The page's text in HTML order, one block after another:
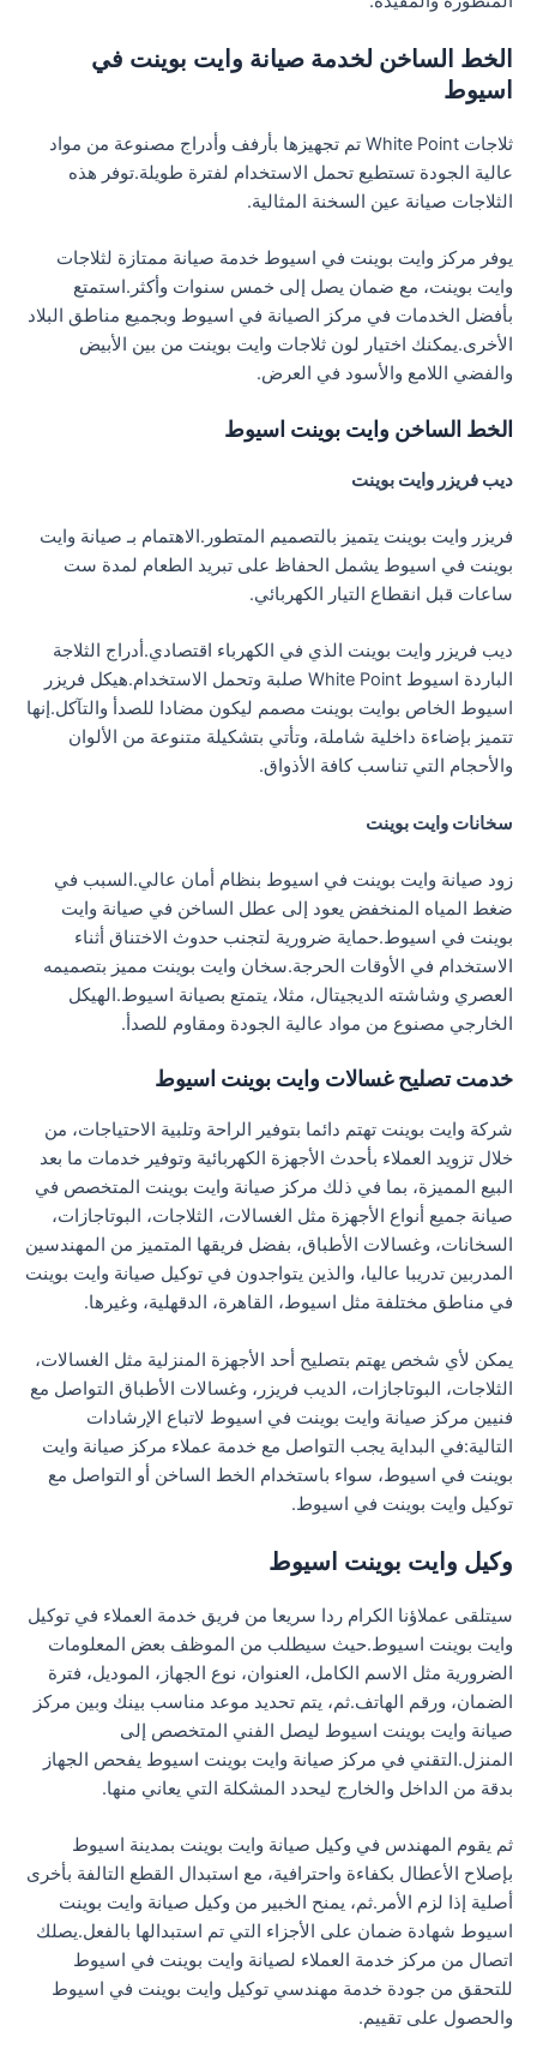
الخط الساخن لخدمة صيانة وايت بوينت في
اسيوط
ثلاجات White Point تم تجهيزها بأرفف وأدراج مصنوعة من مواد
عالية الجودة تستطيع تحمل الاستخدام لفترة طويلة.توفر هذه
الثلاجات صيانة عين السخنة المثالية.
يوفر مركز وايت بوينت في اسيوط خدمة صيانة ممتازة لثلاجات
وايت بوينت، مع ضمان يصل إلى خمس سنوات وأكثر.استمتع
بأفضل الخدمات في مركز الصيانة في اسيوط وبجميع مناطق البلاد
الأخرى.يمكنك اختيار لون ثلاجات وايت بوينت من بين الأبيض
والفضي اللامع والأسود في العرض.
الخط الساخن وايت بوينت اسيوط
ديب فريزر وايت بوينت
فريزر وايت بوينت يتميز بالتصميم المتطور.الاهتمام بـ صيانة وايت
بوينت في اسيوط يشمل الحفاظ على تبريد الطعام لمدة ست
ساعات قبل انقطاع التيار الكهربائي.
ديب فريزر وايت بوينت الذي في الكهرباء اقتصادي.أدراج الثلاجة
الباردة اسيوط White Point صلبة وتحمل الاستخدام.هيكل فريزر
اسيوط الخاص بوايت بوينت مصمم ليكون مضادا للصدأ والتآكل.إنها
تتميز بإضاءة داخلية شاملة، وتأتي بتشكيلة متنوعة من الألوان
والأحجام التي تناسب كافة الأذواق.
سخانات وايت بوينت
زود صيانة وايت بوينت في اسيوط بنظام أمان عالي.السبب في
ضغط المياه المنخفض يعود إلى عطل الساخن في صيانة وايت
بوينت في اسيوط.حماية ضرورية لتجنب حدوث الاختناق أثناء
الاستخدام في الأوقات الحرجة.سخان وايت بوينت مميز بتصميمه
العصري وشاشته الديجيتال، مثلا، يتمتع بصيانة اسيوط.الهيكل
الخارجي مصنوع من مواد عالية الجودة ومقاوم للصدأ.
خدمت تصليح غسالات وايت بوينت اسيوط
شركة وايت بوينت تهتم دائما بتوفير الراحة وتلبية الاحتياجات، من
خلال تزويد العملاء بأحدث الأجهزة الكهربائية وتوفير خدمات ما بعد
البيع المميزة، بما في ذلك مركز صيانة وايت بوينت المتخصص في
صيانة جميع أنواع الأجهزة مثل الغسالات، الثلاجات، البوتاجازات،
السخانات، وغسالات الأطباق، بفضل فريقها المتميز من المهندسين
المدربين تدريبا عاليا، والذين يتواجدون في توكيل صيانة وايت بوينت
في مناطق مختلفة مثل اسيوط، القاهرة، الدقهلية، وغيرها.
يمكن لأي شخص يهتم بتصليح أحد الأجهزة المنزلية مثل الغسالات،
الثلاجات، البوتاجازات، الديب فريزر، وغسالات الأطباق التواصل مع
فنيين مركز صيانة وايت بوينت في اسيوط لاتباع الإرشادات
التالية:في البداية يجب التواصل مع خدمة عملاء مركز صيانة وايت
بوينت في اسيوط، سواء باستخدام الخط الساخن أو التواصل مع
توكيل وايت بوينت في اسيوط.
وكيل وايت بوينت اسيوط
سيتلقى عملاؤنا الكرام ردا سريعا من فريق خدمة العملاء في توكيل
وايت بوينت اسيوط.حيث سيطلب من الموظف بعض المعلومات
الضرورية مثل الاسم الكامل، العنوان، نوع الجهاز، الموديل، فترة
الضمان، ورقم الهاتف.ثم، يتم تحديد موعد مناسب بينك وبين مركز
صيانة وايت بوينت اسيوط ليصل الفني المتخصص إلى
المنزل.التقني في مركز صيانة وايت بوينت اسيوط يفحص الجهاز
بدقة من الداخل والخارج ليحدد المشكلة التي يعاني منها.
ثم يقوم المهندس في وكيل صيانة وايت بوينت بمدينة اسيوط
بإصلاح الأعطال بكفاءة واحترافية، مع استبدال القطع التالفة بأخرى
أصلية إذا لزم الأمر.ثم، يمنح الخبير من وكيل صيانة وايت بوينت
اسيوط شهادة ضمان على الأجزاء التي تم استبدالها بالفعل.يصلك
اتصال من مركز خدمة العملاء لصيانة وايت بوينت في اسيوط
للتحقق من جودة خدمة مهندسي توكيل وايت بوينت في اسيوط
والحصول على تقييم.